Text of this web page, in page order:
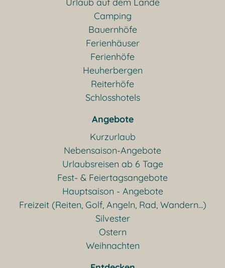
Camping
Bauernhöfe
Ferienhäuser
Ferienhöfe
Heuherbergen
Reiterhöfe
Schlosshotels
Angebote
Kurzurlaub
Nebensaison-Angebote
Urlaubsreisen ab 6 Tage
Fest- & Feiertagsangebote
Hauptsaison - Angebote
Freizeit (Reiten, Golf, Angeln, Rad, Wandern...)
Silvester
Ostern
Weihnachten